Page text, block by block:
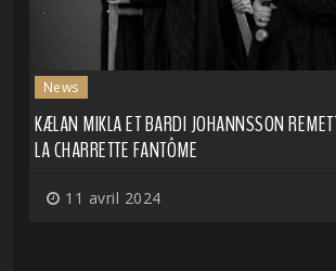
News
KÆLAN MIKLA ET BARDI JOHANNSSON
LA CHARRETTE FANTÔME
11 avril 2024